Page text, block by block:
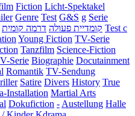
Fiction Licht-Spektakel
Genre Test G&S g Serie
קומדיית פעולה דרמה קומית
Test c
Young Fiction TV-Serie
Tanzfilm Science-Fiction
Serie Biographie Docutainment
Romantik TV-Sendung
Satire Divers History True
Installation Martial Arts
Dokufiction - Austellung Halle